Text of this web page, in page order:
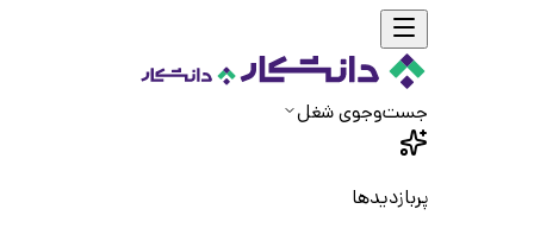
جست‌و‌جوی شغل
پربازدیدها